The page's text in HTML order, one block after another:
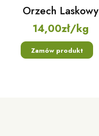
Orzech Laskowy
14,00zł/kg
Zamów produkt